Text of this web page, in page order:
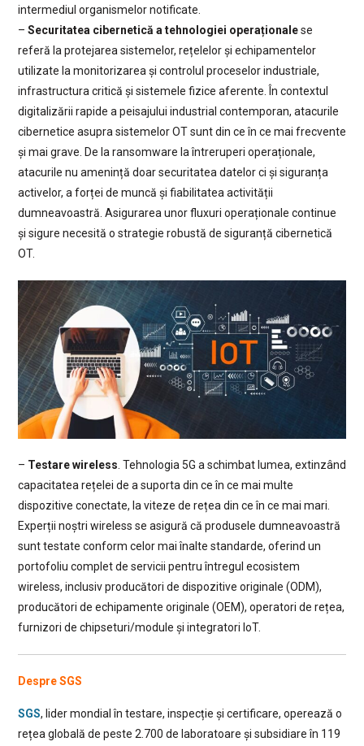
intermediul organismelor notificate.
– Securitatea cibernetică a tehnologiei operaționalese
referă la protejarea sistemelor, rețelelor și echipamentelor
utilizate la monitorizarea și controlul proceselor industriale,
infrastructura critică și sistemele fizice aferente. În contextul
digitalizării rapide a peisajului industrial contemporan, atacurile
cibernetice asupra sistemelor OT sunt din ce în ce mai frecvente
și mai grave. De la ransomware la întreruperi operaționale,
atacurile nu amenință doar securitatea datelor ci și siguranța
activelor, a forței de muncă și fiabilitatea activității
dumneavoastră. Asigurarea unor fluxuri operaționale continue
și sigure necesită o strategie robustă de siguranță cibernetică
OT.
– Testare wireless . Tehnologia 5G a schimbat lumea, extinzând
capacitatea rețelei de a suporta din ce în ce mai multe
dispozitive conectate, la viteze de rețea din ce în ce mai mari.
Experții noștri wireless se asigură că produsele dumneavoastră
sunt testate conform celor mai înalte standarde, oferind un
portofoliu complet de servicii pentru întregul ecosistem
wireless, inclusiv producători de dispozitive originale (ODM),
producători de echipamente originale (OEM), operatori de rețea,
furnizori de chipseturi/module și integratori IoT.
Despre SGS
SGS, lider mondial în testare, inspecție și certificare, operează o
rețea globală de peste 2.700 de laboratoare și subsidiare în 119